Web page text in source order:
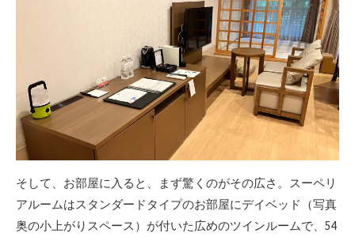
そして、お部屋に入ると、まず驚くのがその広さ。スーペリ
アルームはスタンダードタイプのお部屋にデイベッド（写真
奥の小上がりスペース）が付いた広めのツインルームで、54